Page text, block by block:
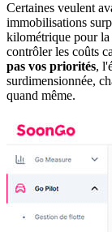
Certaines veulent
immobilisations
kilométrique pour
contrôler les coûts
pas vos priorités,
surdimensionnée,
quand même.